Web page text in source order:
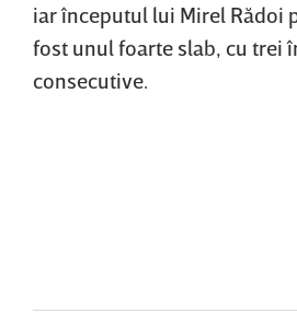
iar începutul lui Mirel Rădoi
fost unul foarte slab, cu trei
consecutive.